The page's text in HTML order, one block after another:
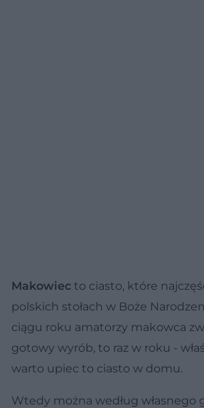
Makowiec to ciasto, które
polskich stołach w Boże
ciągu roku amatorzy makowca
gotowy wyrób, to raz w roku -
warto upiec to ciasto w domu.
Wtedy można według własnego